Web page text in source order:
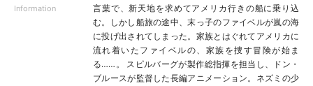
Information
言葉で、新天地を求めてアメリカ行きの船に乗り込
む。しかし船旅の途中、末っ子のファイベルが嵐の海
に投げ出されてしまった。家族とはぐれてアメリカに
流れ着いたファイベルの、家族を捜す冒険が始ま
る……。 スピルバーグが製作総指揮を担当し、ドン・
ブルースが監督した長編アニメーション。ネズミの少